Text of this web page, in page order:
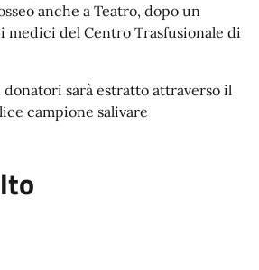
anche a Teatro, dopo un
medici del Centro Trasfusionale di
sarà estratto attraverso il
campione salivare